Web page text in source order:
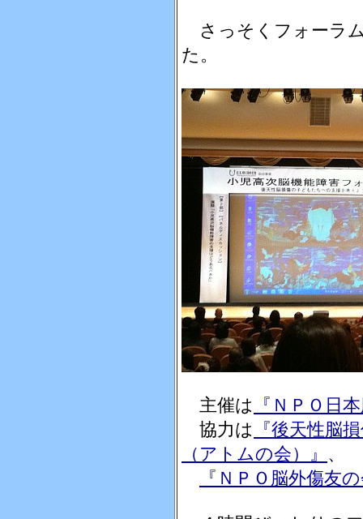
さっそくフォーラ
た。
主催は
『ＮＰＯ日
協力は
『後天性脳
（アトムの会）』 、
『ＮＰＯ脳外傷友